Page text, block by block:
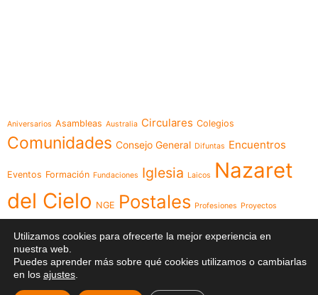
Aniversarios Asambleas Australia Circulares Colegios
Comunidades Consejo General Difuntas Encuentros
Eventos Formación Fundaciones Iglesia Laicos
Nazaret
del Cielo NGE Postales Profesiones Proyectos
Recursos Red Religiosas Reuniones Videos
VisitaVisita Canónica XXIII Capítulo
General
Utilizamos cookies para ofrecerte la mejor experiencia en
nuestra web.
Puedes aprender más sobre qué cookies utilizamos o cambiarlas
en los ajustes